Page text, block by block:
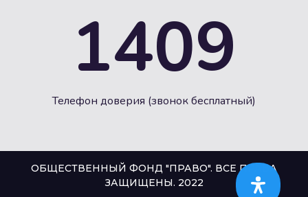
1409
Телефон доверия (звонок бесплатный)
ОБЩЕСТВЕННЫЙ ФОНД "ПРАВО". ВСЕ ПРАВА
ЗАЩИЩЕНЫ. 2022